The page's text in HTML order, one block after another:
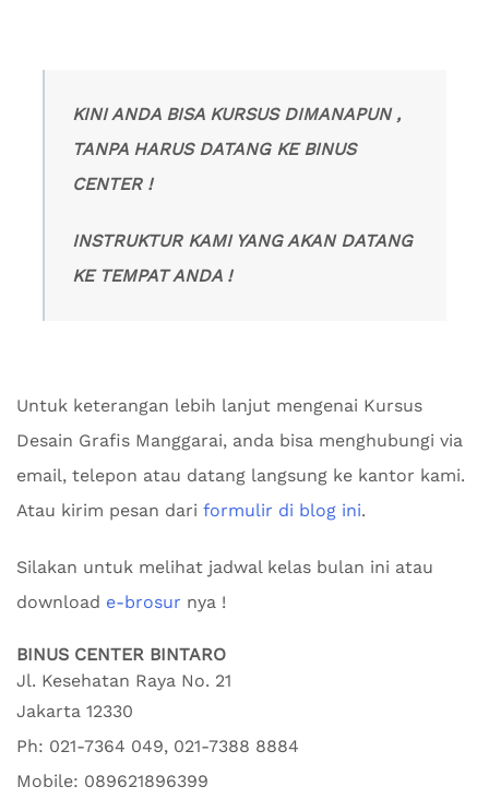
KINI ANDA BISA KURSUS DIMANAPUN ,
TANPA HARUS DATANG KE BINUS
CENTER !
INSTRUKTUR KAMI YANG AKAN DATANG
KE TEMPAT ANDA !
Untuk keterangan lebih lanjut mengenai Kursus
Desain Grafis Manggarai, anda bisa menghubungi via
email, telepon atau datang langsung ke kantor kami.
Atau kirim pesan dari formulir di blog ini.
Silakan untuk melihat jadwal kelas bulan ini atau
download e-brosur nya !
BINUS CENTER BINTARO
Jl. Kesehatan Raya No. 21
Jakarta 12330
Ph: 021-7364 049, 021-7388 8884
Mobile: 089621896399